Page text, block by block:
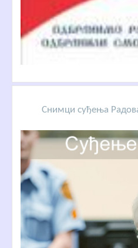
Снимци суђења